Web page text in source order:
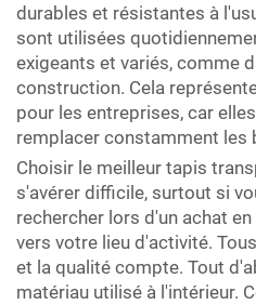
durables et résistantes à
sont utilisées
exigeants et variés, comme
construction. Cela
pour les entreprises, car
remplacer constamment les
Choisir le meilleur tapis
s'avérer difficile, surtout si
rechercher lors d'un achat
vers votre lieu d'activité.
et la qualité compte. Tout
matériau utilisé à l'intérieur.